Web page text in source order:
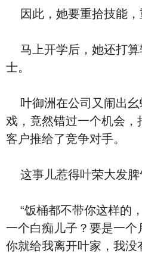
因此，她要重拾技能，
马上开学后，她还打算
士。
叶御洲在公司又闹出幺
戏，竟然错过一个机会
客户推给了竞争对手。
这事儿惹得叶荣大发脾
“饭桶都不带你这样的
一个白痴儿子？要是一个
你就给我离开叶家，我没